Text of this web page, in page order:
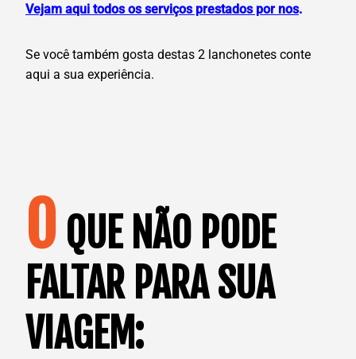
Vejam aqui todos os serviços prestados por nos.
Se você também gosta destas 2 lanchonetes conte
aqui a sua experiência.
O QUE NÃO PODE
FALTAR PARA SUA
VIAGEM: